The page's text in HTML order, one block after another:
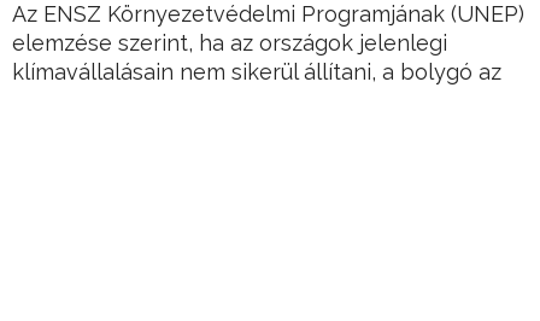
Az ENSZ Környezetvédelmi Programjának (UNEP)
elemzése szerint, ha az országok jelenlegi
klímavállalásain nem sikerül állítani, a bolygó az